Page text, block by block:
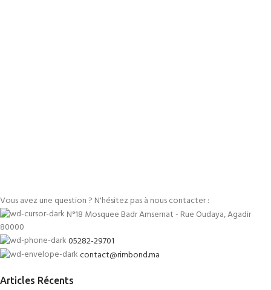
Vous avez une question ? N'hésitez pas à nous contacter :
N°18 Mosquee Badr Amsernat - Rue Oudaya, Agadir
80000
05282-29701
contact@rimbond.ma
Articles Récents